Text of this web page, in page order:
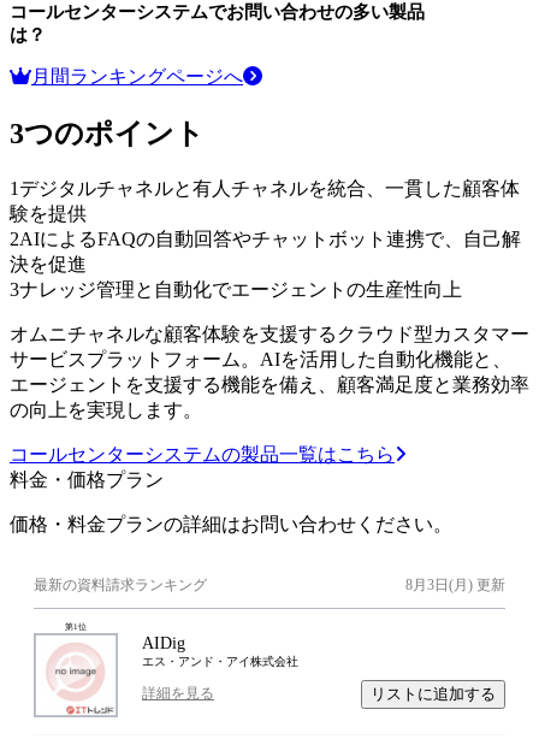
コールセンターシステムでお問い合わせの多い製品
は？
月間ランキングページへ
3つのポイント
1 デジタルチャネルと有人チャネルを統合、一貫した顧客体
験を提供
2AIによるFAQの自動回答やチャットボット連携で、自己解
決を促進
3ナレッジ管理と自動化でエージェントの生産性向上
オムニチャネルな顧客体験を支援するクラウド型カスタマー
サービスプラットフォーム。AIを活用した自動化機能と、
エージェントを支援する機能を備え、顧客満足度と業務効率
の向上を実現します。
コールセンターシステムの製品一覧はこちら
料金・価格プラン
価格・料金プランの詳細はお問い合わせください。
最新の資料請求ランキング 8月3日(月) 更新
第1位
AIDig
エス・アンド・アイ株式会社
詳細を見る リストに追加する